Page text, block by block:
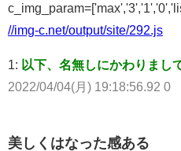
//img-c.net/output/site/292.js
1: 以下、名無しにかわりまし
2022/04/04(月) 19:18:56.92 0
美しくはなった感ある